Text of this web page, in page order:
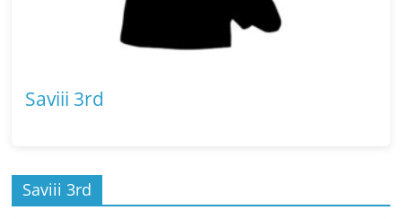
Saviii 3rd
Saviii 3rd